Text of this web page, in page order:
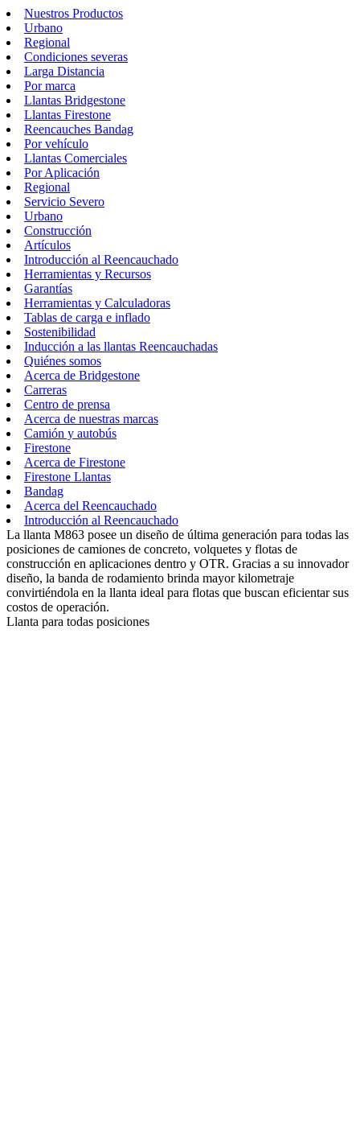
Nuestros Productos
Urbano
Regional
Condiciones severas
Larga Distancia
Por marca
Llantas Bridgestone
Llantas Firestone
Reencauches Bandag
Por vehículo
Llantas Comerciales
Por Aplicación
Regional
Servicio Severo
Urbano
Construcción
Artículos
Introducción al Reencauchado
Herramientas y Recursos
Garantías
Herramientas y Calculadoras
Tablas de carga e inflado
Sostenibilidad
Inducción a las llantas Reencauchadas
Quiénes somos
Acerca de Bridgestone
Carreras
Centro de prensa
Acerca de nuestras marcas
Camión y autobús
Firestone
Acerca de Firestone
Firestone Llantas
Bandag
Acerca del Reencauchado
Introducción al Reencauchado
La llanta M863 posee un diseño de última generación para todas las
posiciones de camiones de concreto, volquetes y flotas de
construcción en aplicaciones dentro y OTR. Gracias a su innovador
diseño, la banda de rodamiento brinda mayor kilometraje
convirtiéndola en la llanta ideal para flotas que buscan eficientar sus
costos de operación.
Llanta para todas posiciones